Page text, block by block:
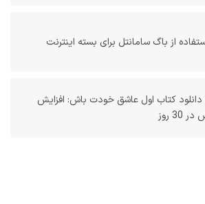
از باگ سامانتل برای بسته اینترنت
دانلود کتاب اول عاشق خودت باش: افزایش
روز